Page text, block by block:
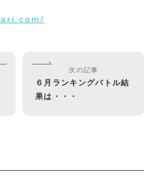
次の記事
６月ランキングバトル結
果は・・・